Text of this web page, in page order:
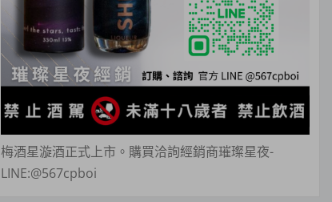
梅酒星漩酒正式上市。購買洽詢經銷商璀璨星夜-
LINE:@567cpboi